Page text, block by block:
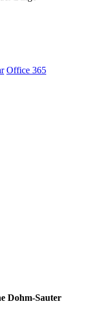
Office 365
Dohm-Sauter